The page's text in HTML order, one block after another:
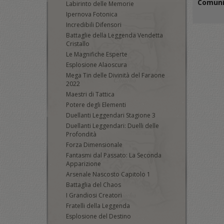
Labirinto delle Memorie
Ipernova Fotonica
Incredibili Difensori
Battaglie della Leggenda Vendetta
Cristallo
Le Magnifiche Esperte
Esplosione Alaoscura
Mega Tin delle Divinità del Faraone
2022
Maestri di Tattica
Potere degli Elementi
Duellanti Leggendari Stagione 3
Duellanti Leggendari: Duelli delle
Profondità
Forza Dimensionale
Fantasmi dal Passato: La Seconda
Apparizione
Arsenale Nascosto Capitolo 1
Battaglia del Chaos
I Grandiosi Creatori
Fratelli della Leggenda
Esplosione del Destino
Comuni